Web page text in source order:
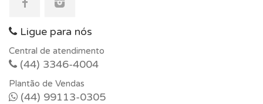
Ligue para nós
Central de atendimento
(44) 3346-4004
Plantão de Vendas
(44) 99113-0305